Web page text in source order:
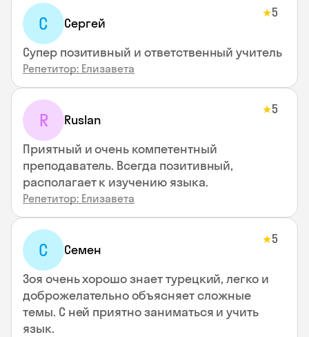
С Сергей
★5
Супер позитивный и ответственный учитель
Репетитор: Елизавета
R Ruslan
★5
Приятный и очень компетентный
преподаватель. Всегда позитивный,
располагает к изучению языка.
Репетитор: Елизавета
С Семен
★5
Зоя очень хорошо знает турецкий, легко и
доброжелательно объясняет сложные
темы. С ней приятно заниматься и учить
язык.